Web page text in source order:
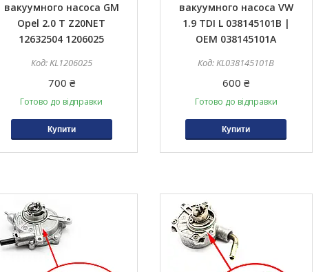
вакуумного насоса GM
Opel 2.0 T Z20NET
12632504 1206025
KL1206025
700 ₴
Готово до відправки
Купити
вакуумного насоса VW
1.9 TDI L 038145101B |
OEM 038145101A
KL038145101B
600 ₴
Готово до відправки
Купити